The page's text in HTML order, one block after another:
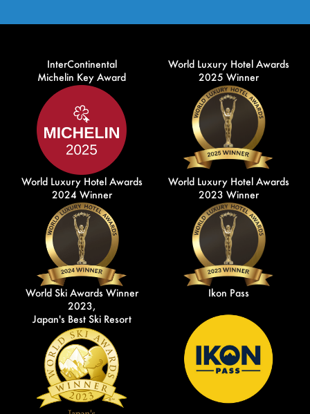
InterContinental
Michelin Key Award
World Luxury Hotel Awards
2025 Winner
World Luxury Hotel Awards
2024 Winner
World Luxury Hotel Awards
2023 Winner
World Ski Awards Winner
2023,
Japan's Best Ski Resort
Ikon Pass